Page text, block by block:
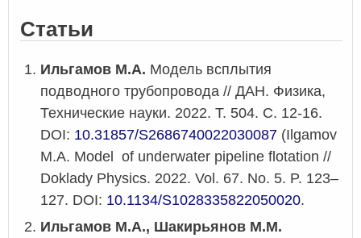
Статьи
Ильгамов М.А. Модель всплытия
подводного трубопровода // ДАН. Физика,
Технические науки. 2022. Т. 504. С. 12-16.
DOI: 10.31857/S2686740022030087 (Ilgamov
M.A. Model of underwater pipeline flotation //
Doklady Physics. 2022. Vol. 67. No. 5. P. 123–
127. DOI: 10.1134/S1028335822050020.
Ильгамов М.А., Шакирьянов М.М.